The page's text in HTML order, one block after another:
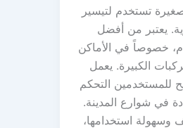
تستخدم لتيسير
يعتبر من أفضل
خصوصاً في الأماكن
الكبيرة. يعمل
للمستخدمين التحكم
في شوارع المدينة.
وسهولة استخدامها،